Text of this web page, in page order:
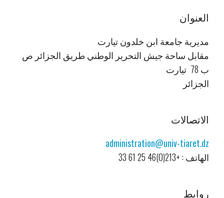
العنوان
مديرية جامعة ابن خلدون تيارت
مقابل ساحة جيش التحرير الوطني طريق الجزائر ص
ب 78 تيارت
الجزائر
الاتصالات
administration@univ-tiaret.dz
الهاتف : +213(0)46 25 61 33
روابط